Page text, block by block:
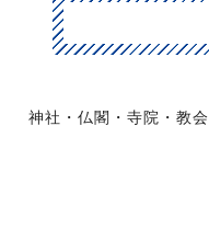
神社・仏閣・寺院・教会